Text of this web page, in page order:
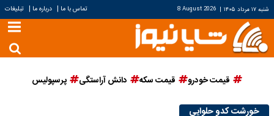
شنبه ۱۷ مرداد ۱۴۰۵ |
8 August 2026 تماس با ما | درباره ما | تبلیغات
قیمت خودرو قیمت سکه دانش آراستگی پرسپولیس
خورشت کدو حلوایی